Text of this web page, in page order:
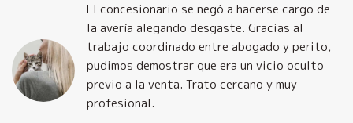
El concesionario se negó a hacerse cargo de
la avería alegando desgaste. Gracias al
trabajo coordinado entre abogado y perito,
pudimos demostrar que era un vicio oculto
previo a la venta. Trato cercano y muy
profesional.